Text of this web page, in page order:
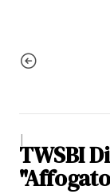
|
TWSBI